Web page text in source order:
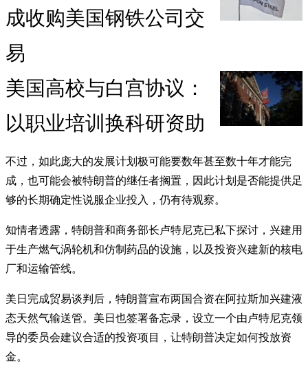
成收购美国钢铁公司交
易
美国高校与白宫协议：
以职业培训换科研资助
不过，如此庞大的发展计划极可能要数年甚至数十年才能完
成，也可能会被特朗普的继任者搁置，因此计划是否能提供足
够的长期确定性说服企业投入，仍有待观察。
知情者透露，特朗普和商务部长卢特尼克已私下探讨，兴建用
于生产燃气涡轮机和仿制药品的设施，以及投资兴建新的核电
厂和运输管线。
美日完成贸易谈判后，特朗普宣布两国合资在阿拉斯加兴建液
态天然气输送管。美日也签署备忘录，设立一个由卢特尼克领
导的委员会建议合适的投资项目，让特朗普决定如何投放资
金。